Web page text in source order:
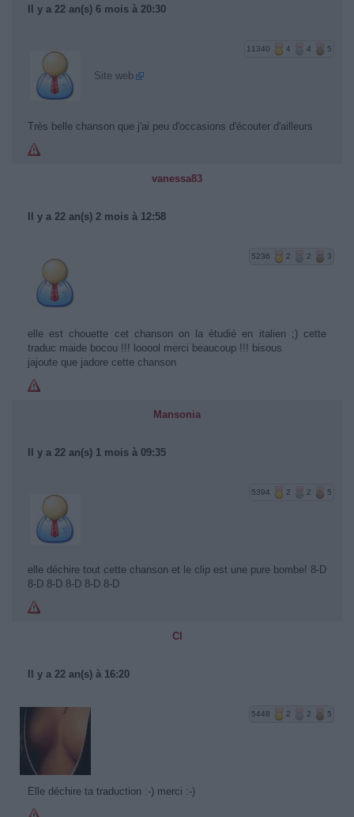
Il y a 22 an(s) 6 mois à 20:30
11340 4 4 5
Site web
Très belle chanson que j'ai peu d'occasions d'écouter d'ailleurs
vanessa83
Il y a 22 an(s) 2 mois à 12:58
5236 2 2 3
elle est chouette cet chanson on la étudié en italien ;) cette
traduc maide bocou !!! looool merci beaucoup !!! bisous
jajoute que jadore cette chanson
Mansonia
Il y a 22 an(s) 1 mois à 09:35
5394 2 2 5
elle déchire tout cette chanson et le clip est une pure bombe! 8-D
8-D 8-D 8-D 8-D 8-D
Cl
Il y a 22 an(s) à 16:20
5448 2 2 5
Elle déchire ta traduction :-) merci :-)